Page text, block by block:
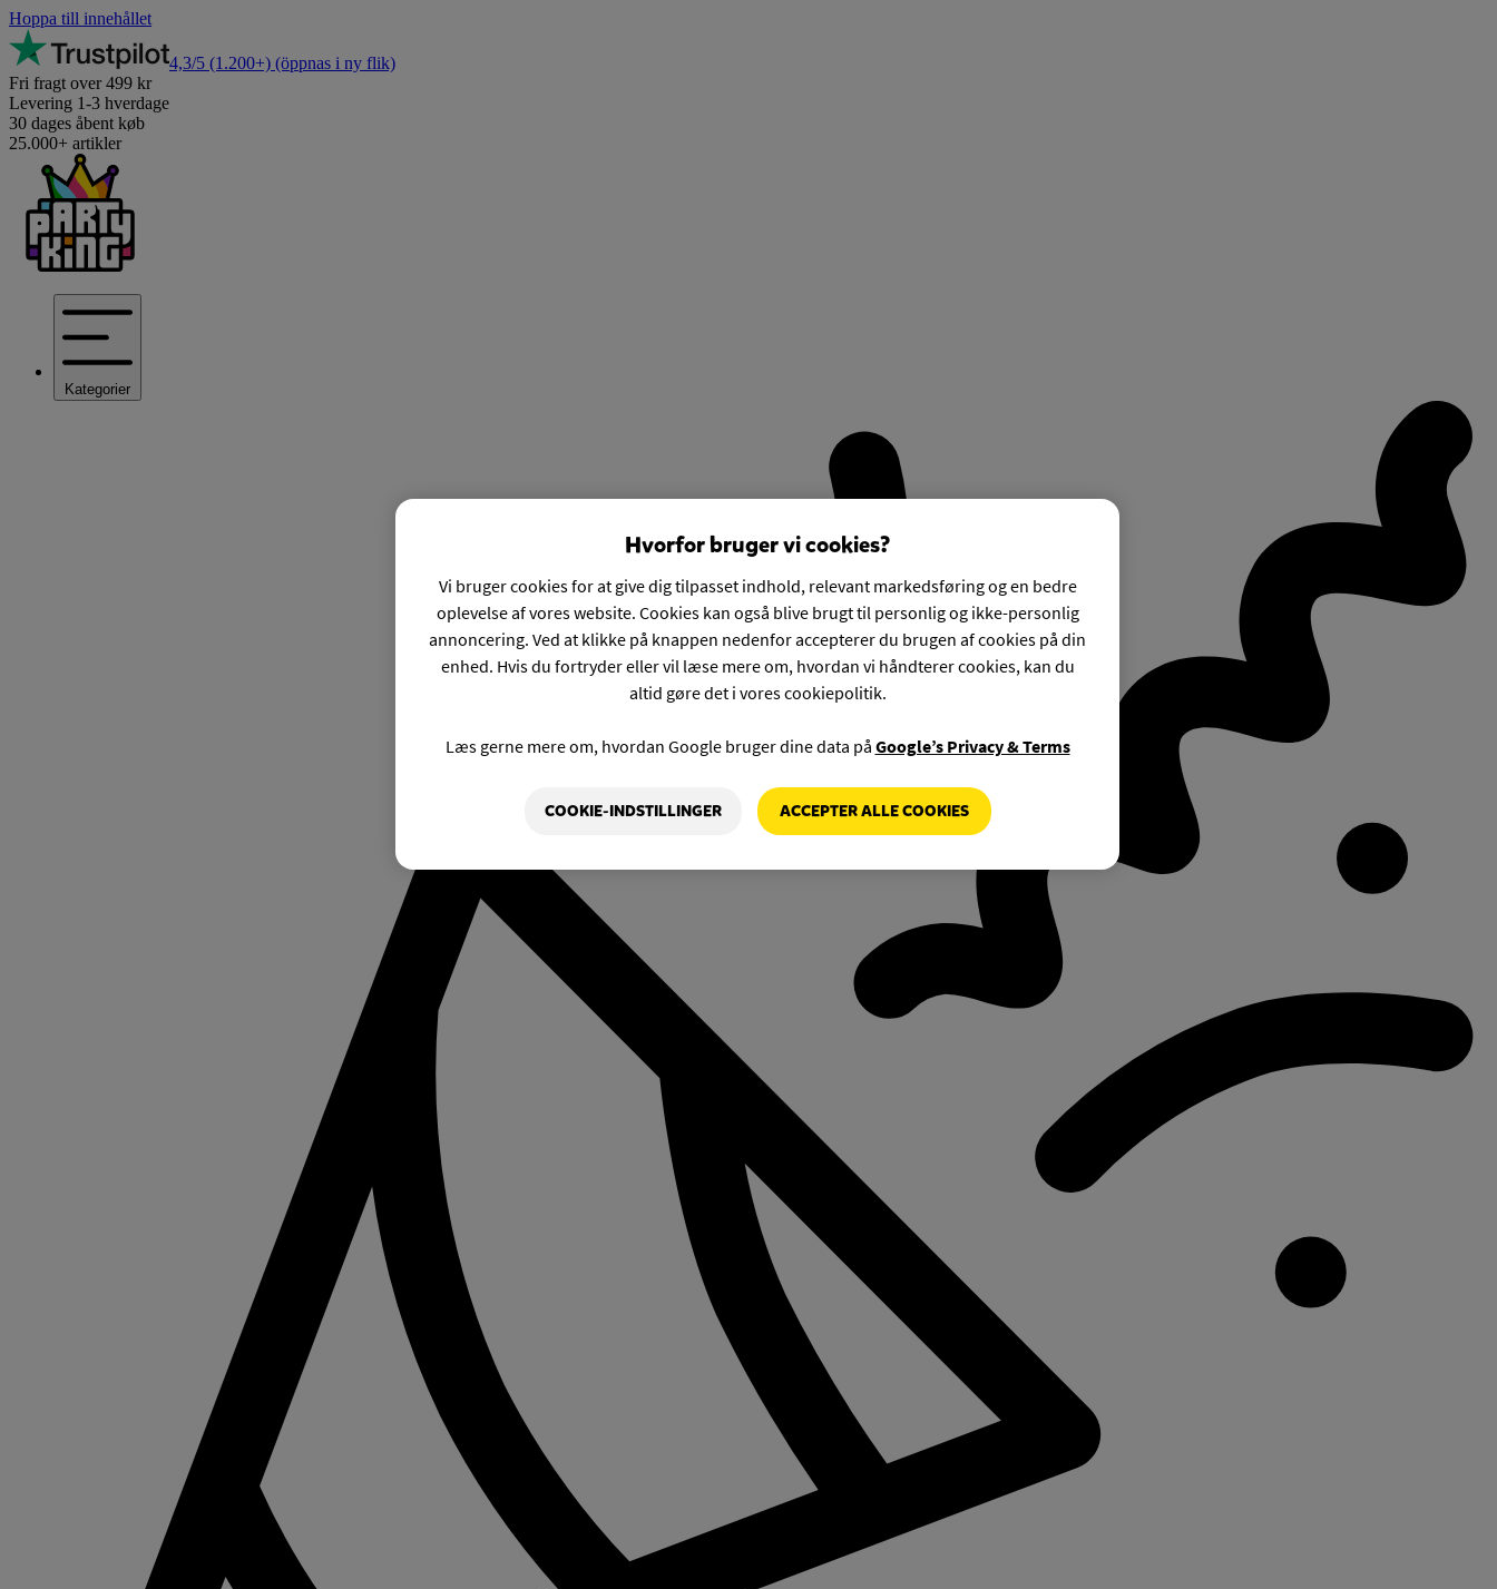
Hoppa till innehållet
4,3/5 (1.200+) (öppnas i ny flik)
Fri fragt over 499 kr
Levering 1-3 hverdage
30 dages åbent køb
25.000+ artikler
Kategorier
Hvorfor bruger vi cookies?
Vi bruger cookies for at give dig tilpasset indhold, relevant markedsføring og en bedre
oplevelse af vores website. Cookies kan også blive brugt til personlig og ikke-personlig
annoncering. Ved at klikke på knappen nedenfor accepterer du brugen af cookies på din
enhed. Hvis du fortryder eller vil læse mere om, hvordan vi håndterer cookies, kan du
altid gøre det i vores cookiepolitik.
Læs gerne mere om, hvordan Google bruger dine data på Google’s Privacy & Terms
COOKIE-INDSTILLINGER ACCEPTER ALLE COOKIES